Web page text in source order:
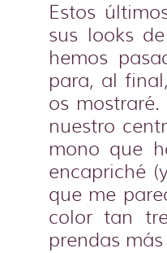
Estos
sus looks
hemos
para, al
os
nuestro
mono que
encapriché
que me
color tan
prendas